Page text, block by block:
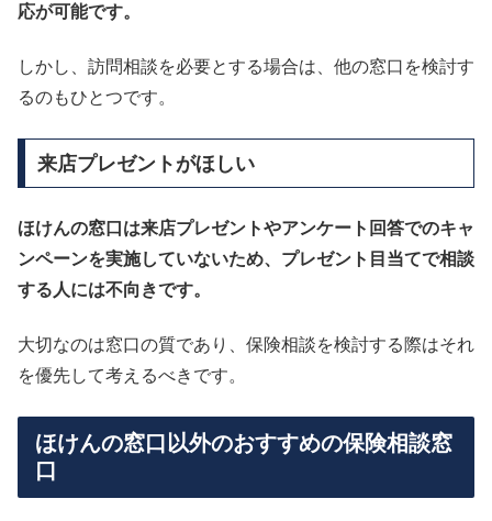
応が可能です。
しかし、訪問相談を必要とする場合は、他の窓口を検討す
るのもひとつです。
来店プレゼントがほしい
ほけんの窓口は来店プレゼントやアンケート回答でのキャ
ンペーンを実施していないため、プレゼント目当てで相談
する人には不向きです。
大切なのは窓口の質であり、保険相談を検討する際はそれ
を優先して考えるべきです。
ほけんの窓口以外のおすすめの保険相談窓
口